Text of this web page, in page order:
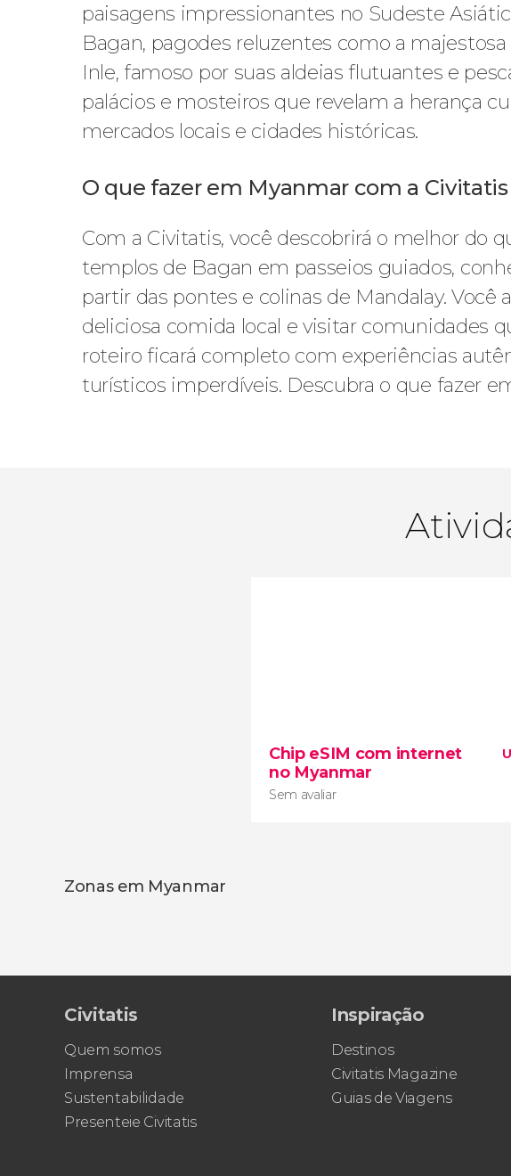
paisagens impressionantes no Sudeste
Bagan, pagodes reluzentes como a
Inle, famoso por suas aldeias flutuantes e
palácios e mosteiros que revelam a herança
mercados locais e cidades históricas.
O que fazer em Myanmar com a Civitatis
Com a Civitatis, você descobrirá o melhor do
templos de Bagan em passeios guiados,
partir das pontes e colinas de Mandalay.
deliciosa comida local e visitar comunidades
roteiro ficará completo com experiências
turísticos imperdíveis. Descubra o que fazer
Chip eSIM com internet
no Myanmar
Sem avaliar
O seu celular é compatível com o
10GB de dados de internet durante
Zonas em Myanmar
Civitatis
Quem somos
Imprensa
Sustentabilidade
Presenteie Civitatis
Inspiração
Destinos
Civitatis Magazine
Guias de Viagens